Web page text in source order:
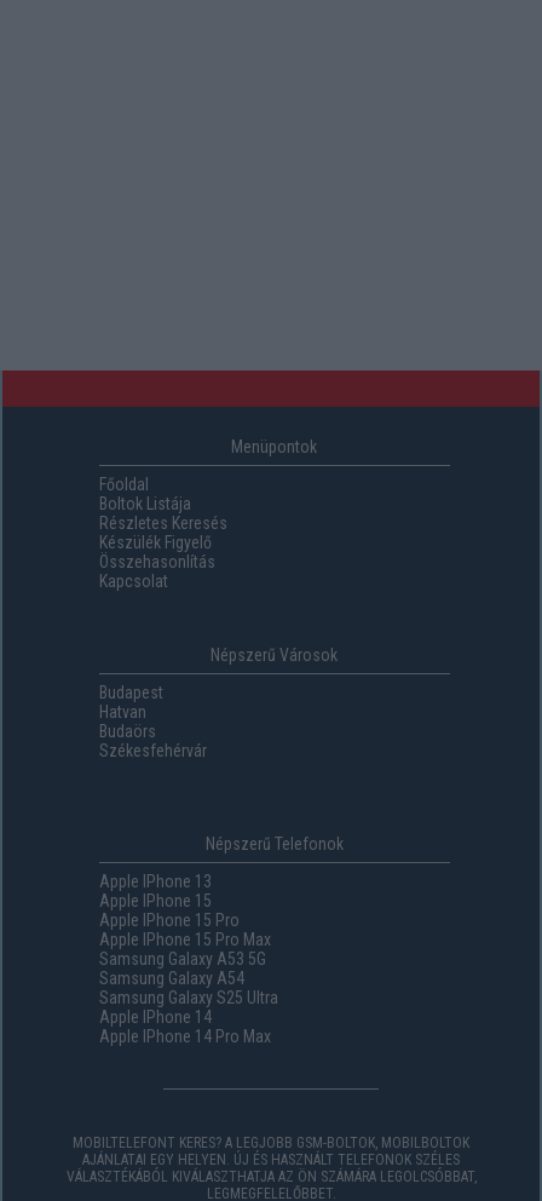
Menüpontok
Főoldal
Boltok Listája
Részletes Keresés
Készülék Figyelő
Összehasonlítás
Kapcsolat
Népszerű Városok
Budapest
Hatvan
Budaörs
Székesfehérvár
Népszerű Telefonok
Apple IPhone 13
Apple IPhone 15
Apple IPhone 15 Pro
Apple IPhone 15 Pro Max
Samsung Galaxy A53 5G
Samsung Galaxy A54
Samsung Galaxy S25 Ultra
Apple IPhone 14
Apple IPhone 14 Pro Max
MOBILTELEFONT KERES? A LEGJOBB GSM-BOLTOK, MOBILBOLTOK
AJÁNLATAI EGY HELYEN. ÚJ ÉS HASZNÁLT TELEFONOK SZÉLES
VÁLASZTÉKÁBÓL KIVÁLASZTHATJA AZ ÖN SZÁMÁRA LEGOLCSÓBBAT,
LEGMEGFELELŐBBET.